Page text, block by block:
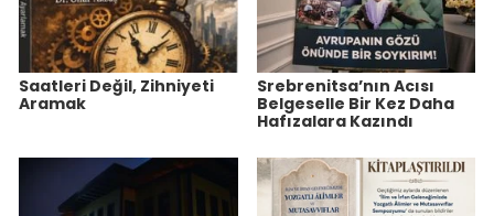
Saatleri Değil, Zihniyeti
Aramak
Srebrenitsa’nın Acısı
Belgeselle Bir Kez Daha
Hafızalara Kazındı